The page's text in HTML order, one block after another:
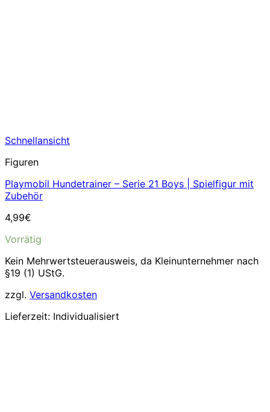
Schnellansicht
Figuren
Playmobil Hundetrainer – Serie 21 Boys | Spielfigur mit
Zubehör
4,99€
Vorrätig
Kein Mehrwertsteuerausweis, da Kleinunternehmer nach
§19 (1) UStG.
zzgl. Versandkosten
Lieferzeit: Individualisiert